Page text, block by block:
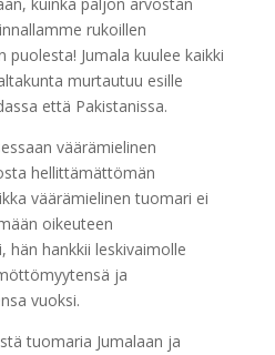
kuinka paljon arvostan
rukoillen
Jumala kuulee kaikki
murtautuu esille
että Pakistanissa.
väärämielinen
hellittämättömän
väärämielinen tuomari ei
oikeuteen
hän hankkii leskivaimolle
ja
vuoksi.
tuomaria Jumalaan ja